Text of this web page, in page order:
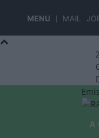
MENU MAIL
A